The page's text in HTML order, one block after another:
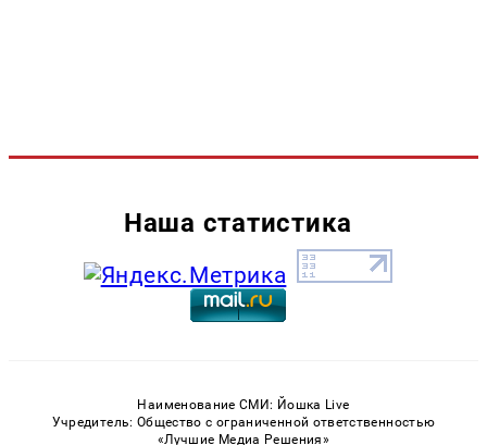
Наша статистика
Наименование СМИ: Йошка Live
Учредитель: Общество с ограниченной ответственностью
«Лучшие Медиа Решения»